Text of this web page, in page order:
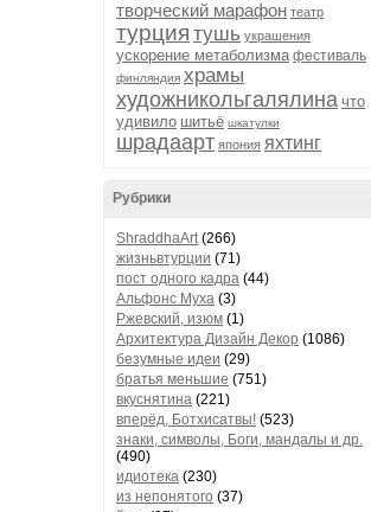
творческий марафон театр
турция тушь украшения
ускорение метаболизма фестиваль
финляндия храмы
художникольгалялина что
удивило шитьё шкатулки
шрадаарт япония яхтинг
Рубрики
ShraddhaArt(266)
жизньвтурции (71)
пост одного кадра (44)
Альфонс Муха (3)
Ржевский, изюм (1)
Архитектура Дизайн Декор (1086)
безумные идеи (29)
братья меньшие (751)
вкуснятина (221)
вперёд, Ботхисатвы! (523)
знаки, символы, Боги, мандалы и др.
(490)
идиотека (230)
из непонятого (37)